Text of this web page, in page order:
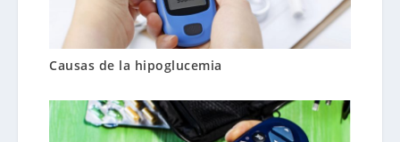
Causas de la hipoglucemia